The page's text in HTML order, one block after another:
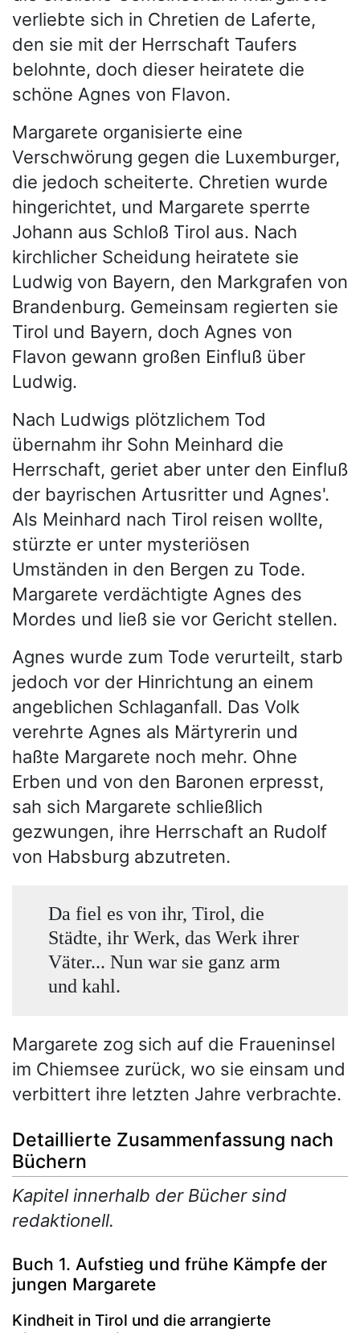
verliebte sich in Chretien de Laferte,
den sie mit der Herrschaft Taufers
belohnte, doch dieser heiratete die
schöne Agnes von Flavon.
Margarete organisierte eine
Verschwörung gegen die Luxemburger,
die jedoch scheiterte. Chretien wurde
hingerichtet, und Margarete sperrte
Johann aus Schloß Tirol aus. Nach
kirchlicher Scheidung heiratete sie
Ludwig von Bayern, den Markgrafen von
Brandenburg. Gemeinsam regierten sie
Tirol und Bayern, doch Agnes von
Flavon gewann großen Einfluß über
Ludwig.
Nach Ludwigs plötzlichem Tod
übernahm ihr Sohn Meinhard die
Herrschaft, geriet aber unter den Einfluß
der bayrischen Artusritter und Agnes'.
Als Meinhard nach Tirol reisen wollte,
stürzte er unter mysteriösen
Umständen in den Bergen zu Tode.
Margarete verdächtigte Agnes des
Mordes und ließ sie vor Gericht stellen.
Agnes wurde zum Tode verurteilt, starb
jedoch vor der Hinrichtung an einem
angeblichen Schlaganfall. Das Volk
verehrte Agnes als Märtyrerin und
haßte Margarete noch mehr. Ohne
Erben und von den Baronen erpresst,
sah sich Margarete schließlich
gezwungen, ihre Herrschaft an Rudolf
von Habsburg abzutreten.
Da fiel es von ihr, Tirol, die
Städte, ihr Werk, das Werk ihrer
Väter... Nun war sie ganz arm
und kahl.
Margarete zog sich auf die Fraueninsel
im Chiemsee zurück, wo sie einsam und
verbittert ihre letzten Jahre verbrachte.
Detaillierte Zusammenfassung nach
Büchern
Kapitel innerhalb der Bücher sind
redaktionell.
Buch 1. Aufstieg und frühe Kämpfe der
jungen Margarete
Kindheit in Tirol und die arrangierte